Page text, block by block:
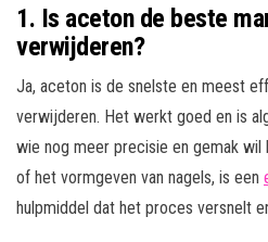
1. Is aceton de beste
verwijderen?
Ja, aceton is de snelste en meest
verwijderen. Het werkt goed en is
wie nog meer precisie en gemak
of het vormgeven van nagels, is een
hulpmiddel dat het proces versnelt